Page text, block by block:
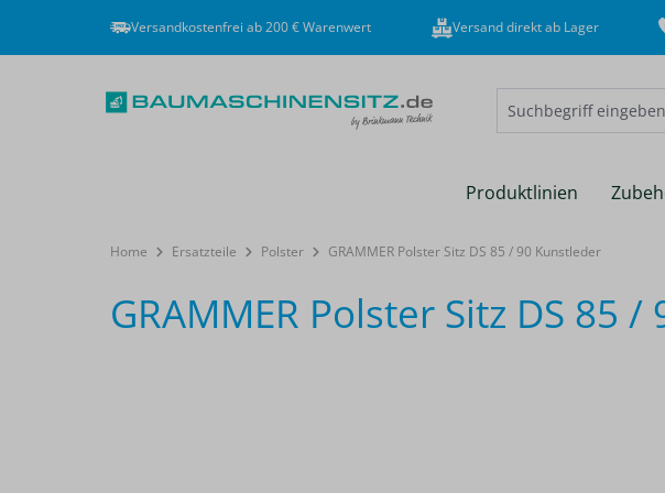
Versandkostenfrei ab 200 € Warenwert Versand direkt ab Lager
Produktlinien
Home Ersatzteile Polster GRAMMER Polster Sitz DS 85 / 90 Kunstleder
GRAMMER Polster Sitz DS 85